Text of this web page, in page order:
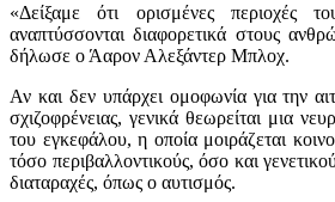
«Δείξαμε ότι ορισμένες περιοχές
αναπτύσσονται διαφορετικά στους
δήλωσε ο Άαρον Αλεξάντερ Μπλοχ.
Αν και δεν υπάρχει ομοφωνία για την
σχιζοφρένειας, γενικά θεωρείται μια
του εγκεφάλου, η οποία μοιράζεται
τόσο περιβαλλοντικούς, όσο και
διαταραχές, όπως ο αυτισμός.